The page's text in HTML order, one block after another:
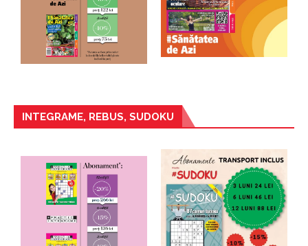
INTEGRAME, REBUS, SUDOKU